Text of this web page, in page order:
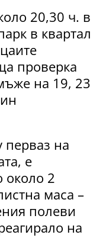
20,30 ч. в
в квартал
проверка
на 19, 23
перваз на
е
около 2
маса –
полеви
на